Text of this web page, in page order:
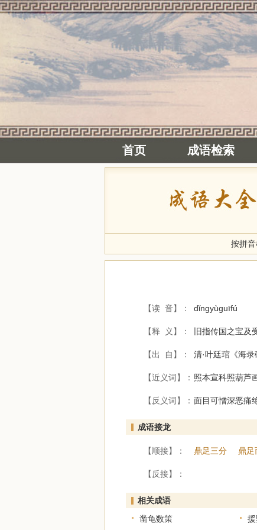
首页 成语检索
按拼音
【读 音】： dǐngyùguīfú
【释 义】： 旧指传国之宝及
【出 自】： 清·叶廷琯《海
【近义词】： 照本宣科照葫芦
【反义词】： 面目可憎深恶痛
成语接龙
【顺接】： 鼎足三分 鼎足
【反接】：
相关成语
凿龟数策